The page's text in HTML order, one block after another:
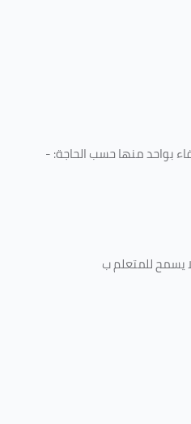
بواحد منها حسب الحاجة: -
يسمح للمتعلم ب